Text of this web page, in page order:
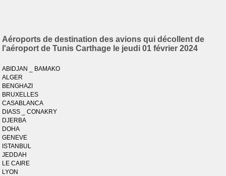
Aéroports de destination des avions qui décollent de
l'aéroport de Tunis Carthage le jeudi 01 février 2024
ABIDJAN _ BAMAKO
ALGER
BENGHAZI
BRUXELLES
CASABLANCA
DIASS _ CONAKRY
DJERBA
DOHA
GENEVE
ISTANBUL
JEDDAH
LE CAIRE
LYON